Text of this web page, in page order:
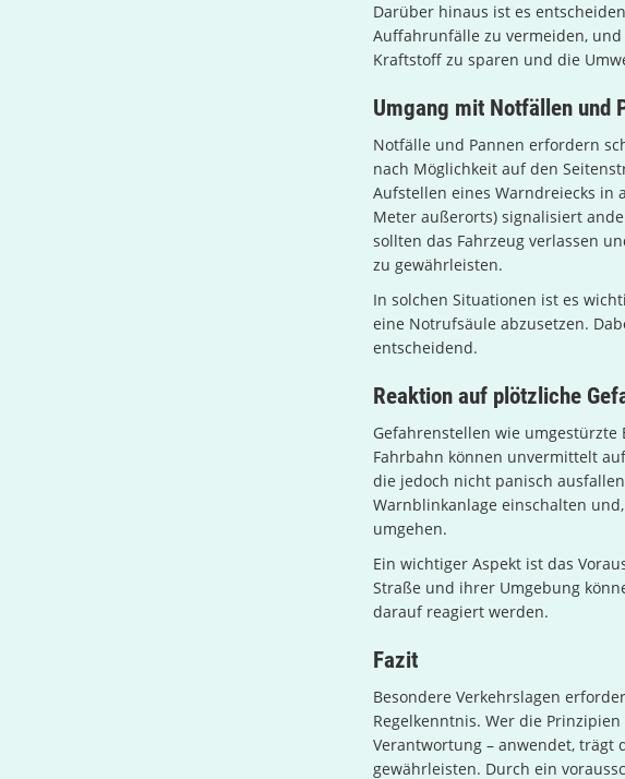
Darüber hinaus ist es
Auffahrunfälle zu vermeiden,
Kraftstoff zu sparen und die
Umgang mit Notfällen und
Notfälle und Pannen erfordern
nach Möglichkeit auf den
Aufstellen eines Warndreiecks in
Meter außerorts) signalisiert
sollten das Fahrzeug verlassen
zu gewährleisten.
In solchen Situationen ist es
eine Notrufsäule abzusetzen.
entscheidend.
Reaktion auf plötzliche
Gefahrenstellen wie
Fahrbahn können unvermittelt
die jedoch nicht panisch
Warnblinkanlage einschalten
umgehen.
Ein wichtiger Aspekt ist das
Straße und ihrer Umgebung
darauf reagiert werden.
Fazit
Besondere Verkehrslagen
Regelkenntnis. Wer die Prinzipien
Verantwortung – anwendet, trägt
gewährleisten. Durch ein